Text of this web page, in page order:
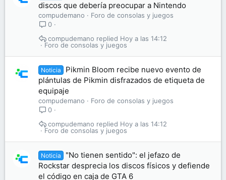
discos que debería preocupar a Nintendo
compudemano
Foro de consolas y juegos
0
Foro de consolas y juegos
Hoy a las 14:12
compudemano
Noticia
Pikmin Bloom recibe nuevo evento de
plántulas de Pikmin disfrazados de etiqueta de
equipaje
compudemano
Foro de consolas y juegos
0
Foro de consolas y juegos
Hoy a las 14:12
compudemano
Noticia
"No tienen sentido": el jefazo de
Rockstar desprecia los discos físicos y defiende
el código en caja de GTA 6